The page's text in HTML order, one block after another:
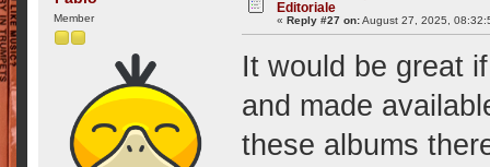
Member
Editoriale
«Reply #27 on:August 27, 2025,
It would be great
and made
these albums